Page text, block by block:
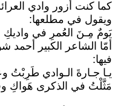
ويقول في مطلعها:
يَومٌ مِـنَ العُمرِ في
فيها:
يـا جـارةَ الـوادي طَرِبْتُ
مَثَّلْتُ في الذكرى هَواكِ